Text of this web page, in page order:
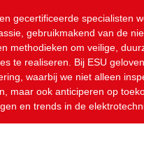
gecertificeerde specialisten
gebruikmakend van de
methodieken om veilige,
te realiseren. Bij ESU
waarbij we niet alleen
maar ook anticiperen op
en trends in de